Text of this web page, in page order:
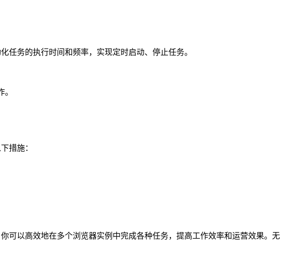
任务的执行时间和频率，实现定时启动、停止任务。
措施：
可以高效地在多个浏览器实例中完成各种任务，提高工作效率和运营效果。无